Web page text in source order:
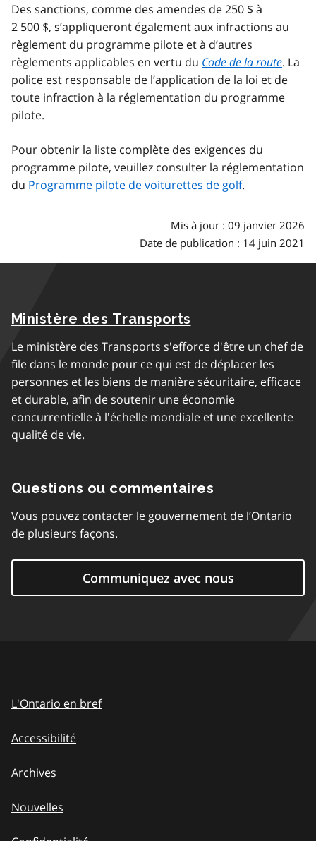
Des sanctions, comme des amendes de 250 $ à
2 500 $, s’appliqueront également aux infractions au
règlement du programme pilote et à d’autres
règlements applicables en vertu du Code de la route. La
police est responsable de l’application de la loi et de
toute infraction à la réglementation du programme
pilote.
Pour obtenir la liste complète des exigences du
programme pilote, veuillez consulter la réglementation
du Programme pilote de voiturettes de golf.
Mis à jour : 09 janvier 2026
Date de publication : 14 juin 2021
Ministère des Transports
Le ministère des Transports s'efforce d'être un chef de
file dans le monde pour ce qui est de déplacer les
personnes et les biens de manière sécuritaire, efficace
et durable, afin de soutenir une économie
concurrentielle à l'échelle mondiale et une excellente
qualité de vie.
Questions ou commentaires
Vous pouvez contacter le gouvernement de l’Ontario
de plusieurs façons.
Communiquez avec nous
L'Ontario en bref
Accessibilité
Archives
Nouvelles